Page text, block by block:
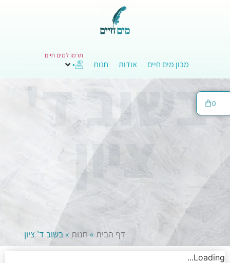
מכון מים חיים אודות חנות •
תרמו למים חיים
0 בשוב ד'
ציון
דף הבית » חנות » בשוב ד' ציון
Loading...